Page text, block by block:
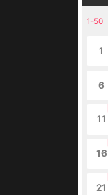
1-50
1
6
11
16
21